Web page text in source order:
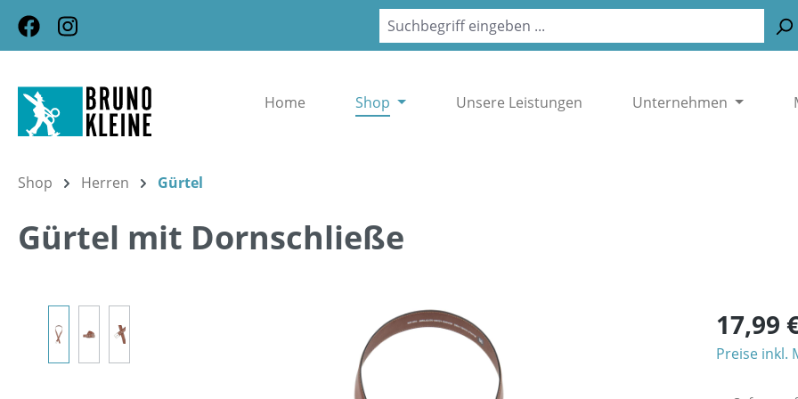
Hauptinhalt springen
Zur Suche springen
Zur Hauptnavigation springen
Home Shop Unsere Leistungen Unternehmen
Shop Herren Gürtel
Gürtel mit Dornschließe
17,99
Preise inkl.